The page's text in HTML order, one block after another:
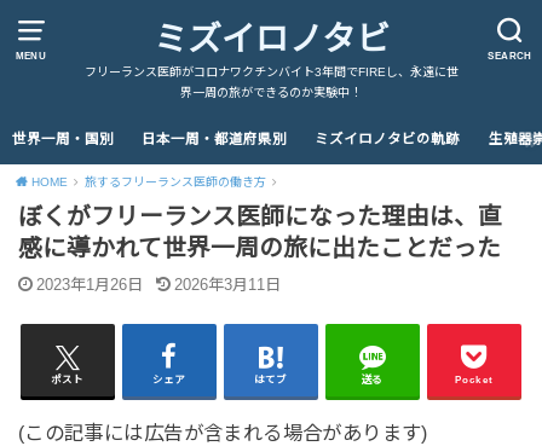
MENU SEARCH
ミズイロノタビ
フリーランス医師がコロナワクチンバイト3年間でFIREし、永遠に世
界一周の旅ができるのか実験中！
世界一周・国別 日本一周・都道府県別 ミズイロノタビの軌跡 生殖器
HOME 旅するフリーランス医師の働き方
ぼくがフリーランス医師になった理由は、直
感に導かれて世界一周の旅に出たことだった
2023年1月26日 2026年3月11日
ポスト シェア はてブ 送る Pocket
(この記事には広告が含まれる場合があります)